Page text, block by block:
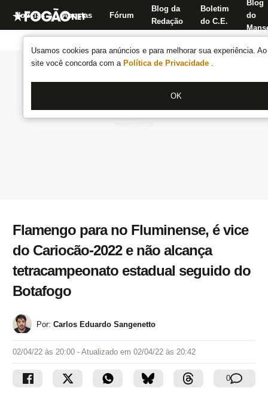
Usamos cookies para anúncios e para melhorar sua experiência.
site você concorda com a Política de Privacidade .
OK
Notícias Apostas Fórum
Blog da
Redação
Boletim
do C.E.
Blog
do
Flamengo para no Fluminense, é vice
do Cariocão-2022 e não alcança
tetracampeonato estadual seguido do
Botafogo
Por: Carlos Eduardo Sangenetto
02/04/22 às 20:00 - Atualizado em 02/04/22 às 20:42
0